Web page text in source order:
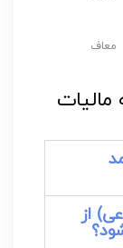
معاف
از